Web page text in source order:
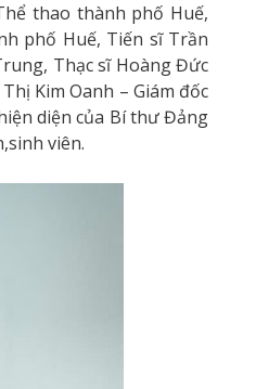
thao thành phố Huế,
phố Huế, Tiến sĩ Trần
Thạc sĩ Hoàng Đức
Kim Oanh – Giám đốc
diện của Bí thư Đảng
viên.